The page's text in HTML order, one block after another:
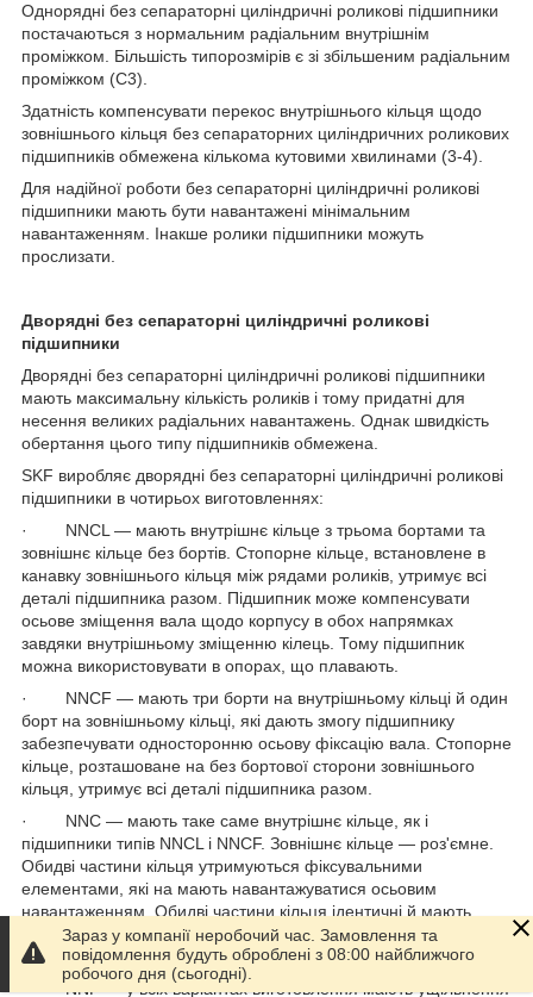
Однорядні без сепараторні циліндричні роликові підшипники
постачаються з нормальним радіальним внутрішнім
проміжком. Більшість типорозмірів є зі збільшеним радіальним
проміжком (С3).
Здатність компенсувати перекос внутрішнього кільця щодо
зовнішнього кільця без сепараторних циліндричних роликових
підшипників обмежена кількома кутовими хвилинами (3-4).
Для надійної роботи без сепараторні циліндричні роликові
підшипники мають бути навантажені мінімальним
навантаженням. Інакше ролики підшипники можуть
прослизати.
Дворядні без сепараторні циліндричні роликові
підшипники
Дворядні без сепараторні циліндричні роликові підшипники
мають максимальну кількість роликів і тому придатні для
несення великих радіальних навантажень. Однак швидкість
обертання цього типу підшипників обмежена.
SKF виробляє дворядні без сепараторні циліндричні роликові
підшипники в чотирьох виготовленнях:
· NNCL — мають внутрішнє кільце з трьома бортами та
зовнішнє кільце без бортів. Стопорне кільце, встановлене в
канавку зовнішнього кільця між рядами роликів, утримує всі
деталі підшипника разом. Підшипник може компенсувати
осьове зміщення вала щодо корпусу в обох напрямках
завдяки внутрішньому зміщенню кілець. Тому підшипник
можна використовувати в опорах, що плавають.
· NNCF — мають три борти на внутрішньому кільці й один
борт на зовнішньому кільці, які дають змогу підшипнику
забезпечувати односторонню осьову фіксацію вала. Стопорне
кільце, розташоване на без бортової сторони зовнішнього
кільця, утримує всі деталі підшипника разом.
· NNC — мають таке саме внутрішнє кільце, як і
підшипники типів NNCL і NNCF. Зовнішнє кільце — роз'ємне.
Обидві частини кільця утримуються фіксувальними
елементами, які на мають навантажуватися осьовим
навантаженням. Обидві частини кільця ідентичні й мають
один борт, що дає змогу підшипнику здійснювати двобічну
осьову фіксацію вала.
· NNF — у всіх варіантах виготовлення мають ущільнення
Зараз у компанії неробочий час. Замовлення та
повідомлення будуть оброблені з 08:00 найближчого
робочого дня (сьогодні).